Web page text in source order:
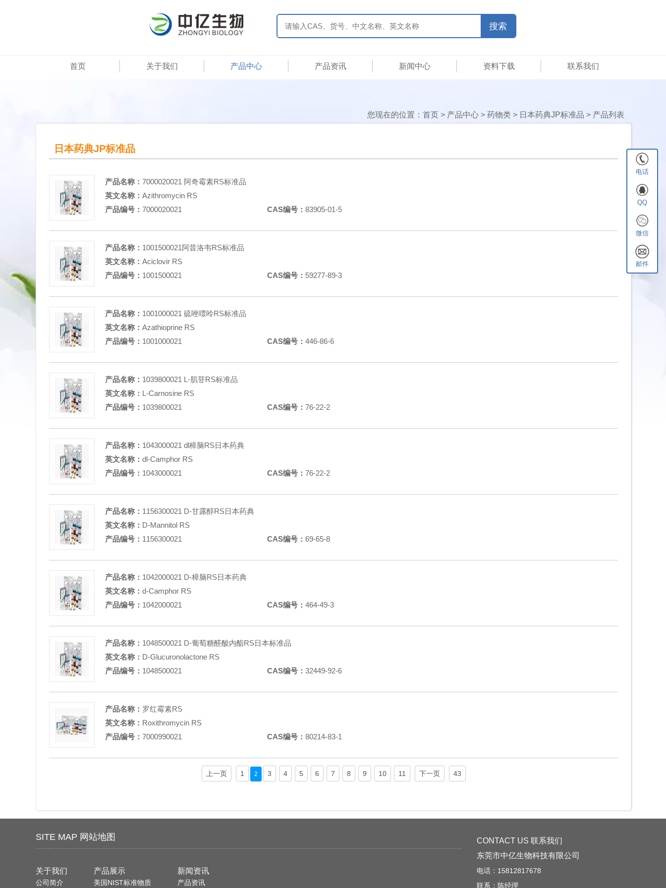
首页 关于我们 产品中心 产品资讯 新闻中心 资料下载 联系我们
您现在的位置： 首页 > 产品中心 > 药物类 > 日本药典JP标准品 > 产品列表
日本药典JP标准品
产品名称： 7000020021 阿奇霉素RS标准品
英文名称： Azithromycin RS
产品编号： 7000020021 CAS编号： 83905-01-5
产品名称： 1001500021阿昔洛韦RS标准品
英文名称： Aciclovir RS
产品编号： 1001500021 CAS编号： 59277-89-3
产品名称： 1001000021 硫唑嘌呤RS标准品
英文名称： Azathioprine RS
产品编号： 1001000021 CAS编号： 446-86-6
产品名称： 1039800021 L-肌苷RS标准品
英文名称： L-Carnosine RS
产品编号： 1039800021 CAS编号： 76-22-2
产品名称： 1043000021 dl樟脑RS日本药典
英文名称： dl-Camphor RS
产品编号： 1043000021 CAS编号： 76-22-2
产品名称： 1156300021 D-甘露醇RS日本药典
英文名称： D-Mannitol RS
产品编号： 1156300021 CAS编号： 69-65-8
产品名称： 1042000021 D-樟脑RS日本药典
英文名称： d-Camphor RS
产品编号： 1042000021 CAS编号： 464-49-3
产品名称： 1048500021 D-葡萄糖醛酸内酯RS日本标准品
英文名称： D-Glucuronolactone RS
产品编号： 1048500021 CAS编号： 32449-92-6
产品名称： 罗红霉素RS
英文名称： Roxithromycin RS
产品编号： 7000990021 CAS编号： 80214-83-1
上一页 1 2 3 4 5 6 7 8 9 10 11 下一页 43
SITE MAP 网站地图
关于我们
公司简介
产品展示
美国NIST标准物质
新闻资讯
产品资讯
CONTACT US 联系我们
东莞市中亿生物科技有限公司
电话：15812817678
联系：陈经理
电话
QQ
微信
邮件